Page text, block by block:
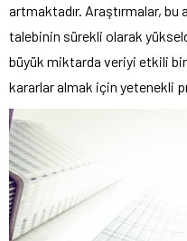
artmaktadır. Araştırmalar,
talebinin sürekli olarak
büyük miktarda veriyi etkili
kararlar almak için yetenekli